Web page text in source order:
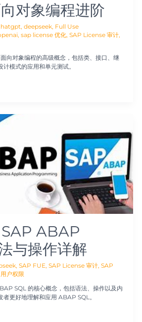
对象编程进阶
,deepseek, Full Use
,sap license 优化,SAP License 审计,
向对象编程的高级概念，包括类、接口、继
模式的应用和单元测试。
ABAP
与操作详解
,SAP FUE,SAP License 审计,SAP
用户权限
SQL 的核心概念，包括语法、操作以及内
者更好地理解和应用 ABAP SQL。